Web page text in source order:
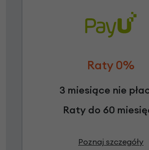
Raty 0%
3 miesiące nie
Raty do 60
Poznaj szczegóły